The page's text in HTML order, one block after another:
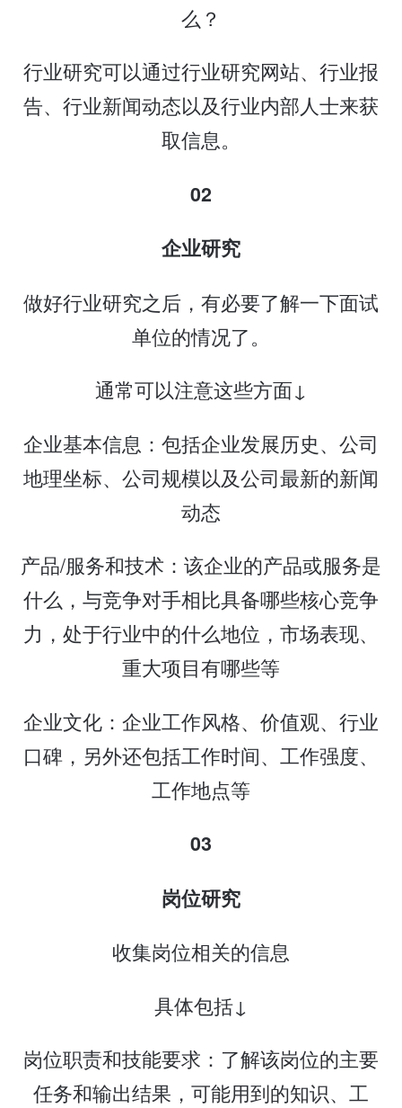
么？
行业研究可以通过行业研究网站、行业报
告、行业新闻动态以及行业内部人士来获
取信息。
02
企业研究
做好行业研究之后，有必要了解一下面试
单位的情况了。
通常可以注意这些方面↓
企业基本信息：包括企业发展历史、公司
地理坐标、公司规模以及公司最新的新闻
动态
产品/服务和技术：该企业的产品或服务是
什么，与竞争对手相比具备哪些核心竞争
力，处于行业中的什么地位，市场表现、
重大项目有哪些等
企业文化：企业工作风格、价值观、行业
口碑，另外还包括工作时间、工作强度、
工作地点等
03
岗位研究
收集岗位相关的信息
具体包括↓
岗位职责和技能要求：了解该岗位的主要
任务和输出结果，可能用到的知识、工